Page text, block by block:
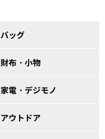
バッグ
財布・小物
家電・デジモノ
アウトドア